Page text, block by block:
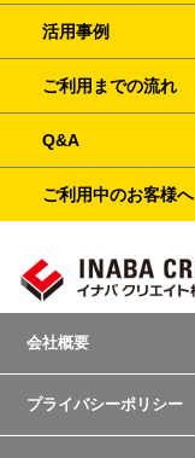
活用事例
ご利用までの流れ
Q&A
ご利用中のお客様へ
会社概要
プライバシーポリシー